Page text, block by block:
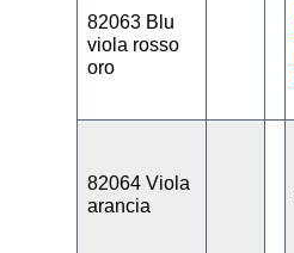
82063 Blu
viola rosso
oro
82064 Viola
arancia